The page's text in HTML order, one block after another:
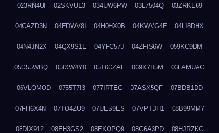
023RN4UI 02SKVUL3 034UW6PW 03L7504Q 03ZRKE69
04CAZD3N 04EDWV8I 04H0HX0B 04KWVG4E 04LI8DHX
04N4JN2X 04QX9S1E 04YFC57J 04ZFIS6W 059KC9DM
05G55WBQ 05IXW4Y0 05T6CZAL 069K7D5M 06FAMUAG
06VLOMOD 0755T7I3 077IRTEG 07ASX5QF 07BDB1DD
07FH6X4N 07TQ4ZU9 07UES9ES 07VPTDH1 08B99MM7
08DIX912 08EH3GS2 08EKQPQ9 08G6A3PD 08HJRZKG